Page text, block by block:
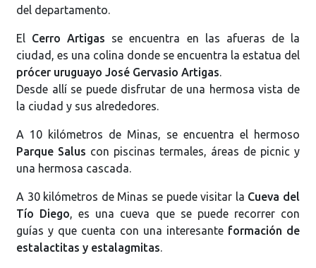
del departamento.
El Cerro Artigas se encuentra en las afueras de la
ciudad, es una colina donde se encuentra la estatua del
prócer uruguayo José Gervasio Artigas.
Desde allí se puede disfrutar de una hermosa vista de
la ciudad y sus alrededores.
A 10 kilómetros de Minas, se encuentra el hermoso
Parque Salus con piscinas termales, áreas de picnic y
una hermosa cascada.
A 30 kilómetros de Minas se puede visitar la Cueva del
Tío Diego, es una cueva que se puede recorrer con
guías y que cuenta con una interesante formación de
estalactitas y estalagmitas.